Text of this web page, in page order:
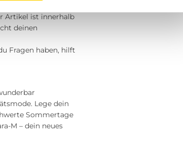
Artikel ist innerhalb
deinen
Fragen haben, hilft
Lege dein
Sommertage
M – dein neues